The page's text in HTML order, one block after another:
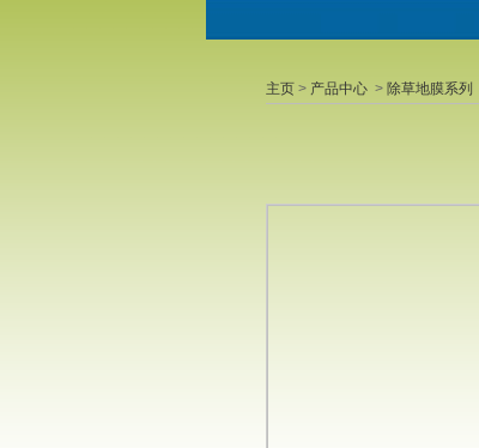
主页 > 产品中心 > 除草地膜系列